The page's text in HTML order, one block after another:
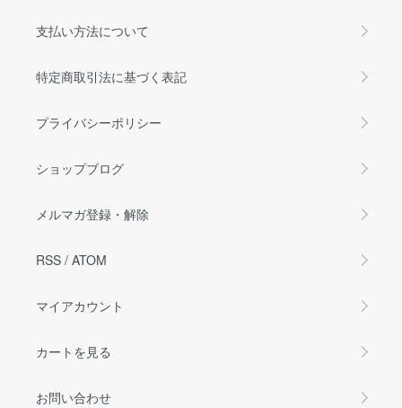
支払い方法について
特定商取引法に基づく表記
プライバシーポリシー
ショップブログ
メルマガ登録・解除
RSS / ATOM
マイアカウント
カートを見る
お問い合わせ